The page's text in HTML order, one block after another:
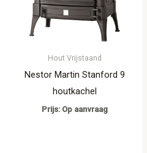
Hout Vrijstaand
Nestor Martin Stanford 9
houtkachel
Prijs: Op aanvraag